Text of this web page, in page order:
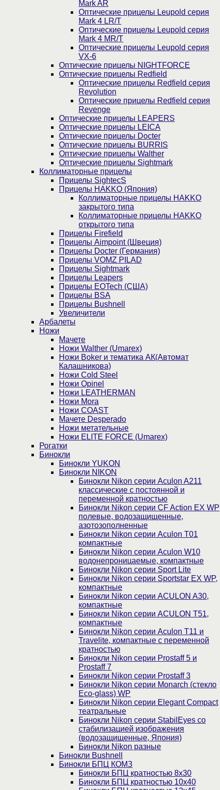
Mark AR
Оптические прицелы Leupold серия
Mark 4 LR/T
Оптические прицелы Leupold серия
Mark 4 MR/T
Оптические прицелы Leupold серия
VX-6
Оптические прицелы NIGHTFORCE
Оптические прицелы Redfield
Оптические прицелы Redfield серия
Revolution
Оптические прицелы Redfield серия
Revenge
Оптические прицелы LEAPERS
Оптические прицелы LEICA
Оптические прицелы Docter
Оптические прицелы BURRIS
Оптические прицелы Walther
Оптические прицелы Sightmark
Коллиматорные прицелы
Прицелы SightecS
Прицелы HAKKO (Япония)
Коллиматорные прицелы HAKKO
закрытого типа
Коллиматорные прицелы HAKKO
открытого типа
Прицелы Firefield
Прицелы Aimpoint (Швеция)
Прицелы Docter (Германия)
Прицелы VOMZ PILAD
Прицелы Sightmark
Прицелы Leapers
Прицелы EOTech (США)
Прицелы BSA
Прицелы Bushnell
Увеличители
Арбалеты
Ножи
Мачете
Ножи Walther (Umarex)
Ножи Boker и тематика АК(Автомат
Калашникова)
Ножи Cold Steel
Ножи Opinel
Ножи LEATHERMAN
Ножи Mora
Ножи COAST
Мачете Desperado
Ножи метательные
Ножи ELITE FORCE (Umarex)
Рогатки
Бинокли
Бинокли YUKON
Бинокли NIKON
Бинокли Nikon серии Aculon A211
классические с постоянной и
переменной кратностью
Бинокли Nikon серии СF Action EX WP
полевые, водозащищенные,
азотозополненные
Бинокли Nikon серии Aculon T01
компактные
Бинокли Nikon серии Aculon W10
водонепроницаемые, компактные
Бинокли Nikon серии Sport Lite
Бинокли Nikon серии Sportstar EX WP,
компактные
Бинокли Nikon серии ACULON A30,
компактные
Бинокли Nikon серии ACULON Т51,
компактные
Бинокли Nikon серии Aculon T11 и
Travelite, компактные с переменной
кратностью
Бинокли Nikon серии Prostaff 5 и
Prostaff 7
Бинокли Nikon серии Prostaff 3
Бинокли Nikon серии Monarch (стекло
Eco-glass) WP
Бинокли Nikon серии Elegant Compact
театральные
Бинокли Nikon серии StabilEyes со
стабилизацией изображения
(водозащищенные, Япония)
Бинокли Nikon разные
Бинокли Bushnell
Бинокли БПЦ КОМЗ
Бинокли БПЦ кратностью 8х30
Бинокли БПЦ кратностью 10х40